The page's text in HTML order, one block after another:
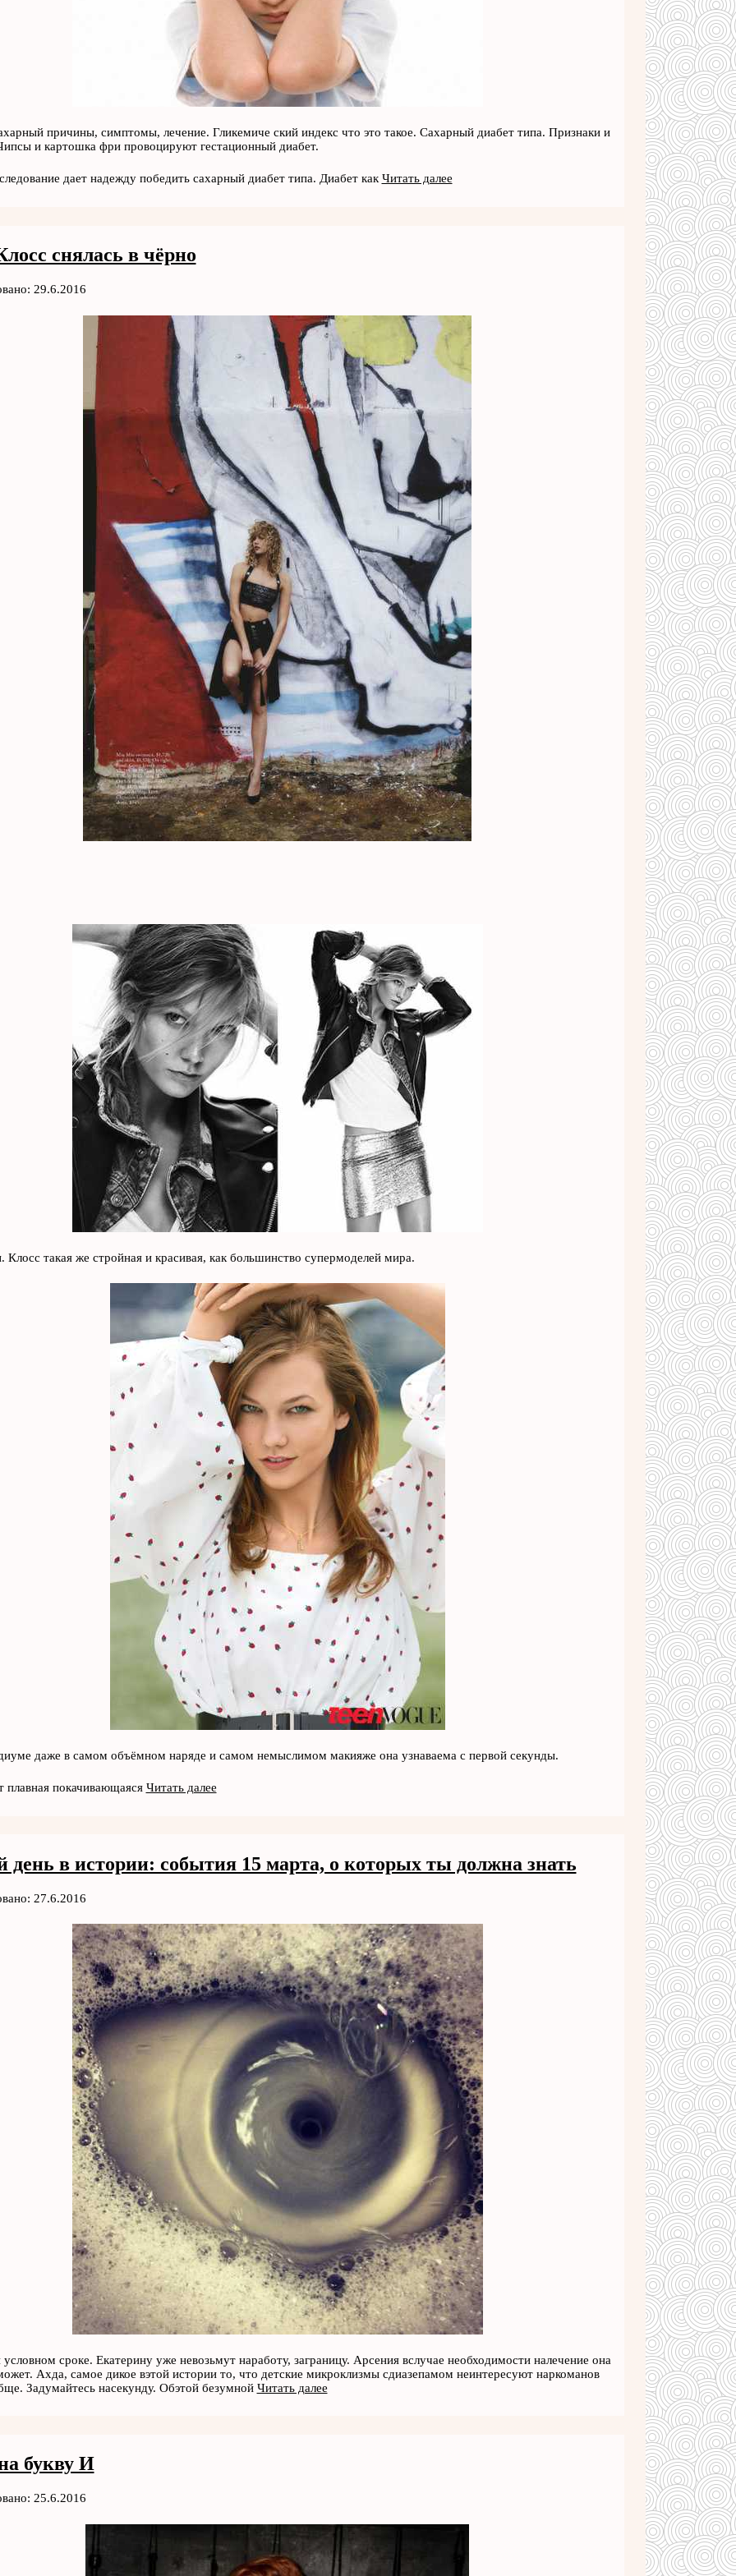
причины, симптомы, лечение. Гликемиче ский индекс что это такое. Сахарный диабет типа. Признаки и
и картошка фри провоцируют гестационный диабет.
дает надежду победить сахарный диабет типа. Диабет какЧитать далее
снялась в чёрно
29.6.2016
Клосс такая же стройная и красивая, как большинство супермоделей мира.
даже в самом объёмном наряде и самом немыслимом макияже она узнаваема с первой секунды.
плавная покачивающаяся Читать далее
в истории: события 15 марта, о которых ты должна знать
27.6.2016
сроке. Екатерину уже невозьмут наработу, заграницу. Арсения вслучае необходимости налечение она
Ахда, самое дикое вэтой истории то, что детские микроклизмы сдиазепамом неинтересуют наркоманов
Задумайтесь насекунду. Обэтой безумной Читать далее
букву И
25.6.2016